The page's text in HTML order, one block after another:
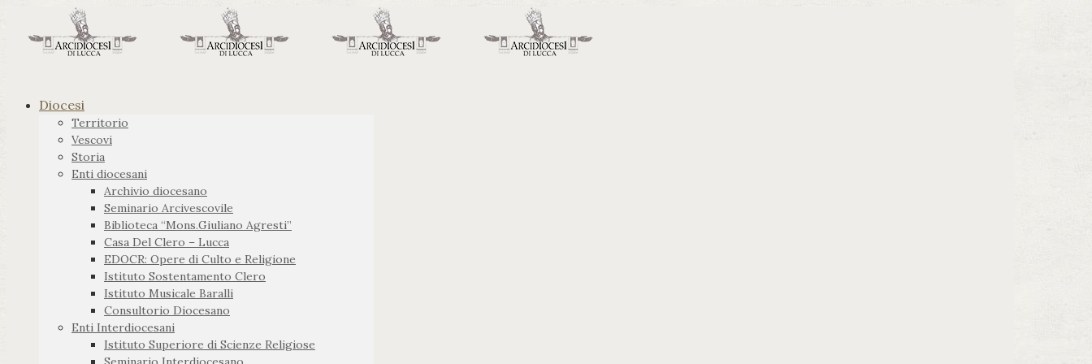
Diocesi
Territorio
Vescovi
Storia
Enti diocesani
Archivio diocesano
Seminario Arcivescovile
Biblioteca “Mons.Giuliano Agresti”
Casa Del Clero – Lucca
EDOCR: Opere di Culto e Religione
Istituto Sostentamento Clero
Istituto Musicale Baralli
Consultorio Diocesano
Enti Interdiocesani
Istituto Superiore di Scienze Religiose